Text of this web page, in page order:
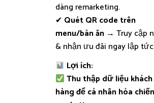
dàng remarketing.
✔ Quét QR code trên
menu/bàn ăn → Truy cập
& nhận ưu đãi ngay lập
Lợi ích:
Thu thập dữ liệu khách
hàng để cá nhân hóa